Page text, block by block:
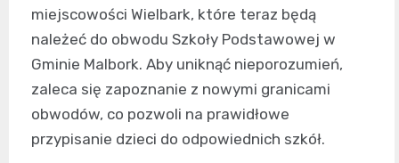
miejscowości Wielbark, które teraz będą
należeć do obwodu Szkoły Podstawowej w
Gminie Malbork. Aby uniknąć nieporozumień,
zaleca się zapoznanie z nowymi granicami
obwodów, co pozwoli na prawidłowe
przypisanie dzieci do odpowiednich szkół.